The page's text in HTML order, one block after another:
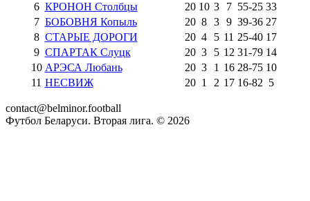
6 КРОНОН Столбцы 20 10 3 7 55-25 33
7 БОБОВНЯ Копыль 20 8 3 9 39-36 27
8 СТАРЫЕ ДОРОГИ 20 4 5 11 25-40 17
9 СПАРТАК Слуцк 20 3 5 12 31-79 14
10 АРЭСА Любань 20 3 1 16 28-75 10
11 НЕСВИЖ 20 1 2 17 16-82 5
contact@belminor.football
Футбол Беларуси. Вторая лига. © 2026